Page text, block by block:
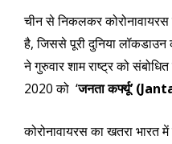
चीन से निकलकर कोरोनावायरस
है, जिससे पूरी दुनिया लॉकडाउन
ने गुरुवार शाम राष्ट्र को
2020 को ‘जनता कर्फ्यू’
कोरोनावायरस का खतरा